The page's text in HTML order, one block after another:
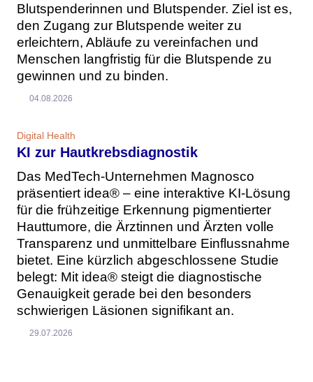
Blutspenderinnen und Blutspender. Ziel ist es,
den Zugang zur Blutspende weiter zu
erleichtern, Abläufe zu vereinfachen und
Menschen langfristig für die Blutspende zu
gewinnen und zu binden.
04.08.2026
Digital Health
KI zur Hautkrebsdiagnostik
Das MedTech-Unternehmen Magnosco
präsentiert idea® – eine interaktive KI-Lösung
für die frühzeitige Erkennung pigmentierter
Hauttumore, die Ärztinnen und Ärzten volle
Transparenz und unmittelbare Einflussnahme
bietet. Eine kürzlich abgeschlossene Studie
belegt: Mit idea® steigt die diagnostische
Genauigkeit gerade bei den besonders
schwierigen Läsionen signifikant an.
29.07.2026